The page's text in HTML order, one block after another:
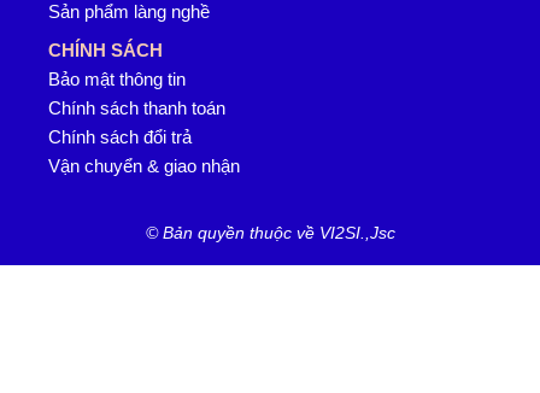
Sản phẩm làng nghề
CHÍNH SÁCH
Bảo mật thông tin
Chính sách thanh toán
Chính sách đổi trả
Vận chuyển & giao nhận
© Bản quyền thuộc về VI2SI.,Jsc